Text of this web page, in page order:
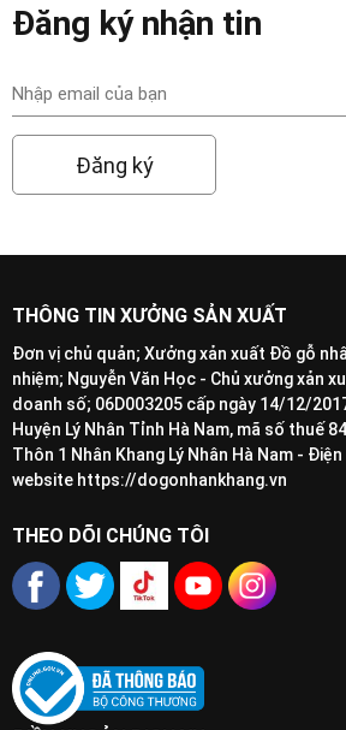
để nhận tư vấn chi
2. Chất liệu gỗ
Gỗ lim là một loại gỗ quý thuộc
loại gỗ tiêu chuẩn của Việt Nam. Gỗ
thân cây thẳng đứng, vỏ nâu và
nâu. Đặc biệt, gỗ lim có khả năng
gỗ dạng xoắn.
Một số đặc điểm của gỗ Lim:
- Có khả năng chịu lực tốt, rắn chắc
- Gỗ không bị biến dạng, nứt nẻ hay
hưởng của thời tiết
Đăng ký nhận tin
Đăng ký
THÔNG TIN XƯỞNG SẢN XUẤT
Đơn vị chủ quản; Xưởng xản xuất Đồ gỗ
nhiệm; Nguyễn Văn Học - Chủ xưởng xản
doanh số; 06D003205 cấp ngày 14/12/
Huyện Lý Nhân Tỉnh Hà Nam, mã số thuế
Thôn 1 Nhân Khang Lý Nhân Hà Nam -
website https://dogonhankhang.vn
THEO DÕI CHÚNG TÔI